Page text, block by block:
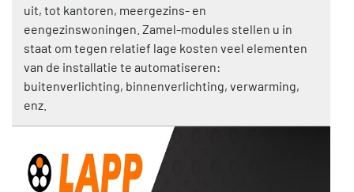
uit, tot kantoren, meergezins- en
eengezinswoningen. Zamel-modules stellen u in
staat om tegen relatief lage kosten veel elementen
van de installatie te automatiseren:
buitenverlichting, binnenverlichting, verwarming,
enz.